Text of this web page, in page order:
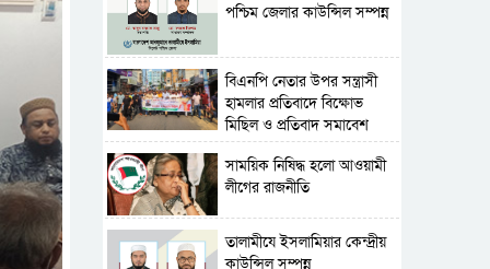
পশ্চিম জেলার কাউন্সিল সম্পন্ন
বিএনপি নেতার উপর সন্ত্রাসী
হামলার প্রতিবাদে বিক্ষোভ
মিছিল ও প্রতিবাদ সমাবেশ
সাময়িক নিষিদ্ধ হলো আওয়ামী
লীগের রাজনীতি
‎তালামীযে ইসলামিয়ার কেন্দ্রীয়
কাউন্সিল সম্পন্ন